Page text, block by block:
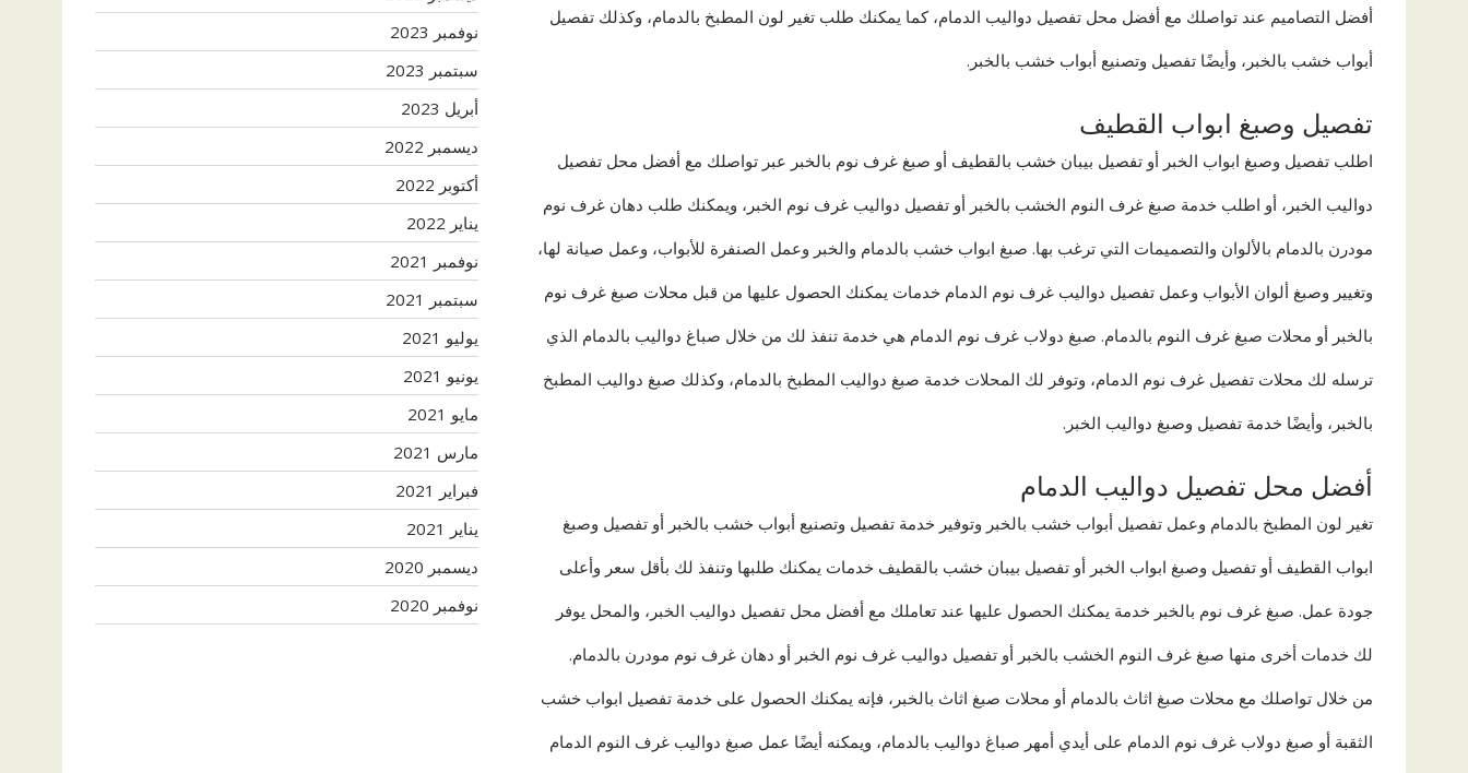
أفضل التصاميم عند تواصلك مع أفضل محل تفصيل دواليب الدمام، كما يمكنك طلب تغير لون المطبخ بالدمام، وكذلك تفصيل
أبواب خشب بالخبر، وأيضًا تفصيل وتصنيع أبواب خشب بالخبر.
تفصيل وصبغ ابواب القطيف
اطلب تفصيل وصبغ ابواب الخبر أو تفصيل بيبان خشب بالقطيف أو صبغ غرف نوم بالخبر عبر تواصلك مع أفضل محل تفصيل
دواليب الخبر، أو اطلب خدمة صبغ غرف النوم الخشب بالخبر أو تفصيل دواليب غرف نوم الخبر، ويمكنك طلب دهان غرف نوم
مودرن بالدمام بالألوان والتصميمات التي ترغب بها. صبغ ابواب خشب بالدمام والخبر وعمل الصنفرة للأبواب، وعمل صيانة لها،
وتغيير وصبغ ألوان الأبواب وعمل تفصيل دواليب غرف نوم الدمام خدمات يمكنك الحصول عليها من قبل محلات صبغ غرف نوم
بالخبر أو محلات صبغ غرف النوم بالدمام. صبغ دولاب غرف نوم الدمام هي خدمة تنفذ لك من خلال صباغ دواليب بالدمام الذي
ترسله لك محلات تفصيل غرف نوم الدمام، وتوفر لك المحلات خدمة صبغ دواليب المطبخ بالدمام، وكذلك صبغ دواليب المطبخ
بالخبر، وأيضًا خدمة تفصيل وصبغ دواليب الخبر.
أفضل محل تفصيل دواليب الدمام
تغير لون المطبخ بالدمام وعمل تفصيل أبواب خشب بالخبر وتوفير خدمة تفصيل وتصنيع أبواب خشب بالخبر أو تفصيل وصبغ
ابواب القطيف أو تفصيل وصبغ ابواب الخبر أو تفصيل بيبان خشب بالقطيف خدمات يمكنك طلبها وتنفذ لك بأقل سعر وأعلى
جودة عمل. صبغ غرف نوم بالخبر خدمة يمكنك الحصول عليها عند تعاملك مع أفضل محل تفصيل دواليب الخبر، والمحل يوفر
لك خدمات أخرى منها صبغ غرف النوم الخشب بالخبر أو تفصيل دواليب غرف نوم الخبر أو دهان غرف نوم مودرن بالدمام.
من خلال تواصلك مع محلات صبغ اثاث بالدمام أو محلات صبغ اثاث بالخبر، فإنه يمكنك الحصول على خدمة تفصيل ابواب خشب
الثقبة أو صبغ دولاب غرف نوم الدمام على أيدي أمهر صباغ دواليب بالدمام، ويمكنه أيضًا عمل صبغ دواليب غرف النوم الدمام
نوفمبر 2023
سبتمبر 2023
أبريل 2023
ديسمبر 2022
أكتوبر 2022
يناير 2022
نوفمبر 2021
سبتمبر 2021
يوليو 2021
يونيو 2021
مايو 2021
مارس 2021
فبراير 2021
يناير 2021
ديسمبر 2020
نوفمبر 2020